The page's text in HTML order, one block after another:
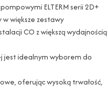
ELTERM serii 2D+
w większe zestawy
CO z większą wydajnością
jest idealnym wyborem do
oferując wysoką trwałość,